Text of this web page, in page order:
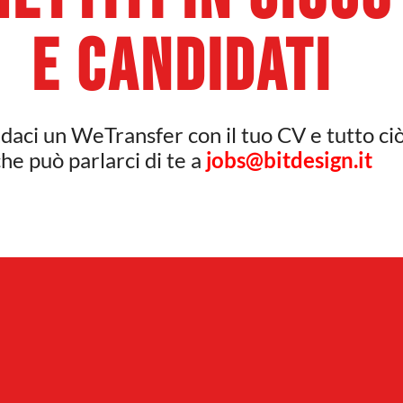
e candidati
un WeTransfer con il tuo CV e tutto
può parlarci di te a jobs@bitdesign.it